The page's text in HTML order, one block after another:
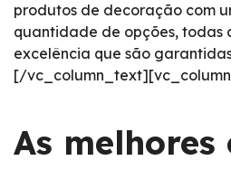
produtos de decoração com
quantidade de opções, todas
excelência que são
[/
As